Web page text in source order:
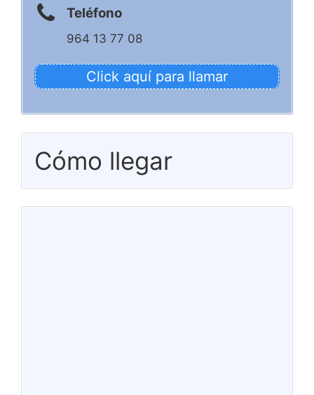
Teléfono
964 13 77 08
Click aquí para llamar
Cómo llegar